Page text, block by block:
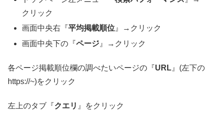
クリック
画面中央右『平均掲載順位』→クリック
画面中央下の『ページ 』→クリック
各ページ掲載順位欄の調べたいページの『URL 』(左下の
https://~)をクリック
左上のタブ『クエリ 』をクリック